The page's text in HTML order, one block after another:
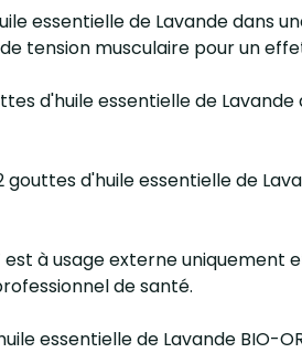
essentielle de Lavande dans
tension musculaire pour un
d'huile essentielle de
d'huile essentielle de
est à usage externe
de santé.
essentielle de Lavande BIO-